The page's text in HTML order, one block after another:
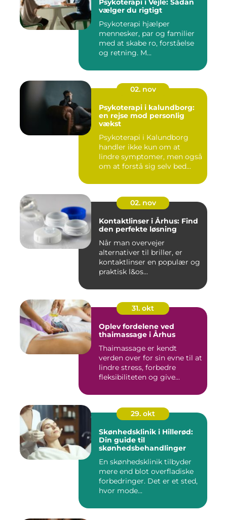
Psykoterapi i Vejle: Sådan
vælger du rigtigt
Psykoterapi hjælper
mennesker, par og familier
med at skabe ro, forståelse
og retning. M...
02. nov
Psykoterapi i kalundborg:
en rejse mod personlig
vækst
Psykoterapi i Kalundborg
handler ikke kun om at
lindre symptomer, men også
om at forstå sig selv bed...
02. nov
Kontaktlinser i Århus: Find
den perfekte løsning
Når man overvejer
alternativer til briller, er
kontaktlinser en populær og
praktisk l&os...
31. okt
Oplev fordelene ved
thaimassage i Århus
Thaimassage er kendt
verden over for sin evne til at
lindre stress, forbedre
fleksibiliteten og give...
29. okt
Skønhedsklinik i Hillerød:
Din guide til
skønhedsbehandlinger
En skønhedsklinik tilbyder
mere end blot overfladiske
forbedringer. Det er et sted,
hvor mode...